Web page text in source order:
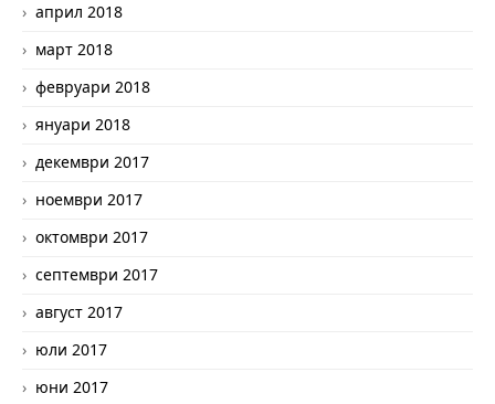
април 2018
март 2018
февруари 2018
януари 2018
декември 2017
ноември 2017
октомври 2017
септември 2017
август 2017
юли 2017
юни 2017